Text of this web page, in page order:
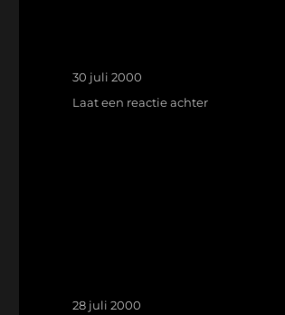
Geplaatst
op
30 juli 2000
Laat een reactie achterop
Geplaatst
28 juli 2000